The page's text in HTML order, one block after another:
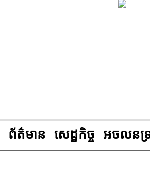
ព័ត៌មាន សេដ្ឋកិច្ច អចលនទ្